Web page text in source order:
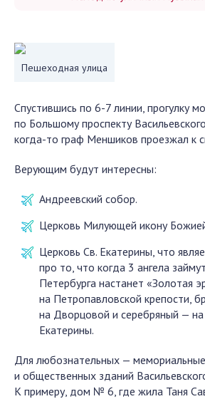
Пешеходная улица
Спустившись по 6-7 линии, прогулку
по Большому проспекту
когда-то граф Меншиков проезжал к
Верующим будут интересны:
Андреевский собор.
Церковь Милующей икону
Церковь Св. Екатерины, что
про то, что когда 3 ангела
Петербурга настанет «Золотая
на Петропавловской крепости,
на Дворцовой и серебряный — на
Екатерины.
Для любознательных —
и общественных зданий
К примеру, дом № 6, где жила Таня